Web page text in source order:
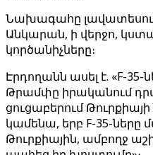
Նախագահը
Անկարան, ի վերջո,
կործանիչները։
Էրդողանն ասել է. «F-
Թրամփը իրականում
ցուցաբերում
կամենա, երբ F-35-
Թուրքիային, ամբողջ